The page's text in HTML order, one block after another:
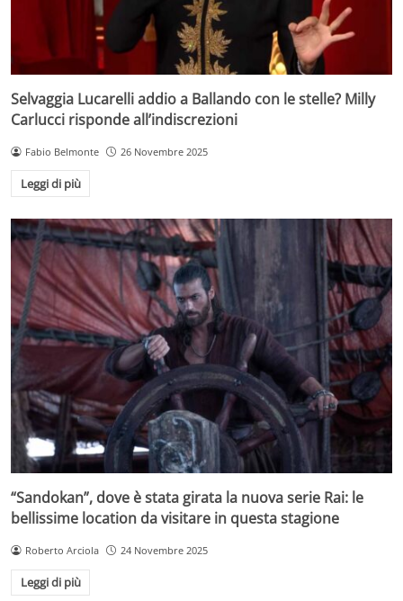
Selvaggia Lucarelli addio a Ballando con le stelle? Milly
Carlucci risponde all’indiscrezioni
Fabio Belmonte 26 Novembre 2025
Leggi di più
“Sandokan”, dove è stata girata la nuova serie Rai: le
bellissime location da visitare in questa stagione
Roberto Arciola 24 Novembre 2025
Leggi di più